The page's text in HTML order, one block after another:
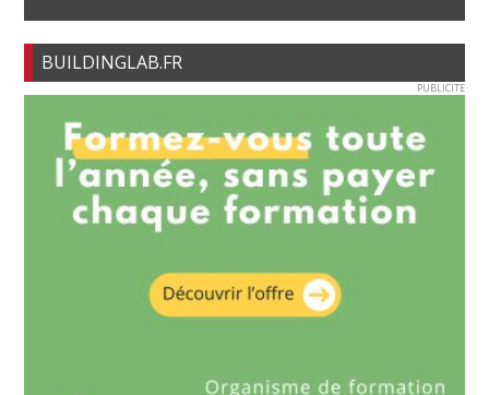
BUILDINGLAB.FR
PUBLICITE